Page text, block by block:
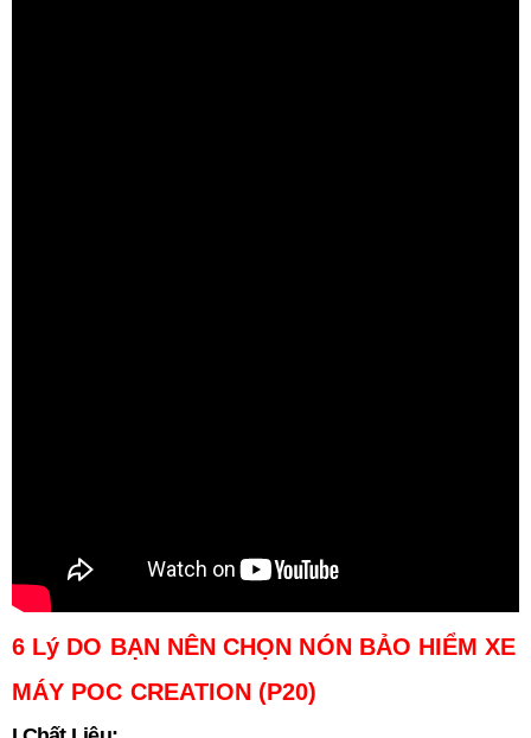
6 Lý DO BẠN NÊN CHỌN NÓN BẢO HIỂM XE
MÁY POC CREATION (P20)